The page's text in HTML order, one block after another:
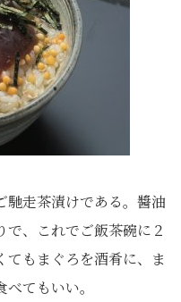
馳走茶漬けである。醬油
、これでご飯茶碗に２
てもまぐろを酒肴に、ま
てもいい。